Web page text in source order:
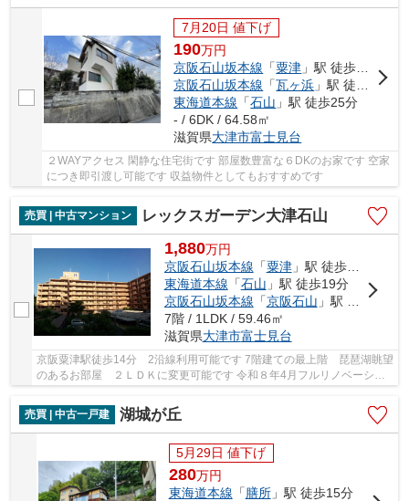
7月20日 値下げ
190万円
京阪石山坂本線 「粟津 」駅 徒歩18分
京阪石山坂本線 「瓦ヶ浜 」駅 徒歩18分
東海道本線 「石山 」駅 徒歩25分
- / 6DK / 64.58㎡
滋賀県大津市富士見台
２WAYアクセス 閑静な住宅街です 部屋数豊富な６DKのお家です 空家
につき即引渡し可能です 収益物件としてもおすすめです
売買 | 中古マンション レックスガーデン大津石山
1,880万円
京阪石山坂本線 「粟津」駅 徒歩14分
東海道本線 「石山 」駅 徒歩19分
京阪石山坂本線 「京阪石山 」駅 徒歩19分
7階 / 1LDK / 59.46㎡
滋賀県大津市富士見台
京阪粟津駅徒歩14分 2沿線利用可能です 7階建ての最上階 琵琶湖眺望
のあるお部屋 ２ＬＤＫに変更可能です 令和８年4月フルリノベーショ
売買 | 中古一戸建
湖城が丘
5月29日 値下げ
280万円
東海道本線 「膳所」駅 徒歩15分